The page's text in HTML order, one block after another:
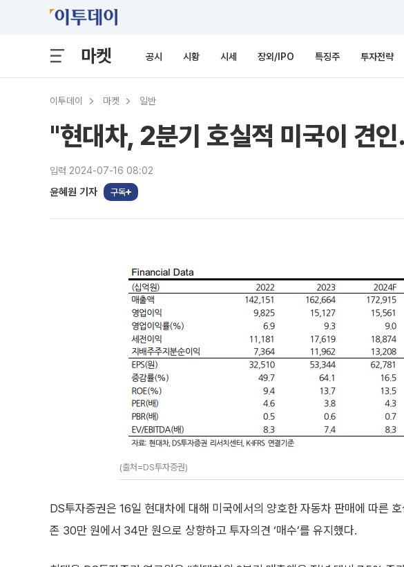
마켓 공시 시황 시세 장외/IPO 특징주 투자전략
이투데이 마켓 일반
"현대차, 2분기 호실적 미국이 견
입력 2024-07-16 08:02
윤혜원 기자 구독
(출처=DS투자증권)
DS투자증권은 16일 현대차에 대해 미국에서의 양호한 자동차 판매에 따른
존 30만 원에서 34만 원으로 상향하고 투자의견 ‘매수’를 유지했다.